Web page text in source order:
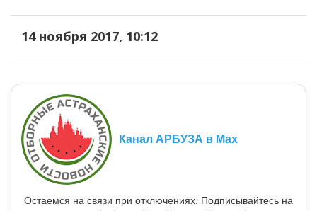
14 ноября 2017, 10:12
Канал АРБУЗА в Max
Остаемся на связи при отключениях. Подписывайтесь на